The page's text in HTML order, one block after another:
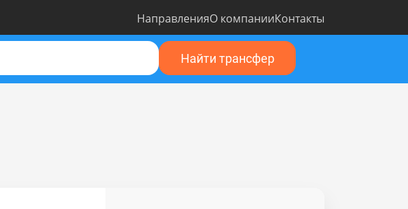
НаправленияО компанииКонтакты
Найти трансфер